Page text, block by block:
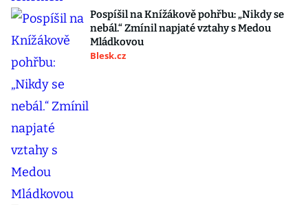
Pospíšil na Knížákově pohřbu: „Nikdy se
nebál.“ Zmínil napjaté vztahy s Medou
Mládkovou
Blesk.cz